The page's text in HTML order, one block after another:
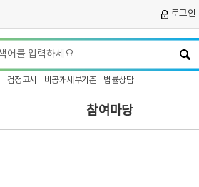
로그인
검정고시 비공개세부기준 법률상담
참여마당